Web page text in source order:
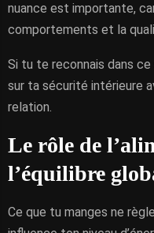
nuance est importante,
comportements et la
Si tu te reconnais dans
sur ta sécurité intérieure
relation.
Le rôle de
l’équilibre
Ce que tu manges ne